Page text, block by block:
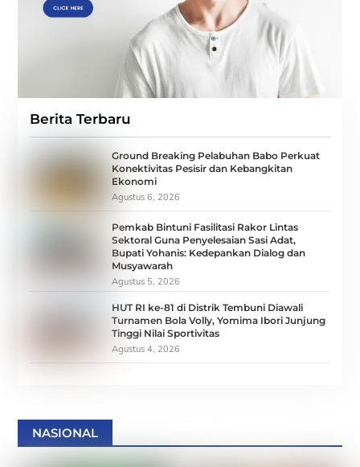
Berita Terbaru
Ground Breaking Pelabuhan Babo Perkuat
Konektivitas Pesisir dan Kebangkitan
Ekonomi
Agustus 6, 2026
Pemkab Bintuni Fasilitasi Rakor Lintas
Sektoral Guna Penyelesaian Sasi Adat,
Bupati Yohanis: Kedepankan Dialog dan
Musyawarah
Agustus 5, 2026
HUT RI ke-81 di Distrik Tembuni Diawali
Turnamen Bola Volly, Yomima Ibori Junjung
Tinggi Nilai Sportivitas
Agustus 4, 2026
NASIONAL